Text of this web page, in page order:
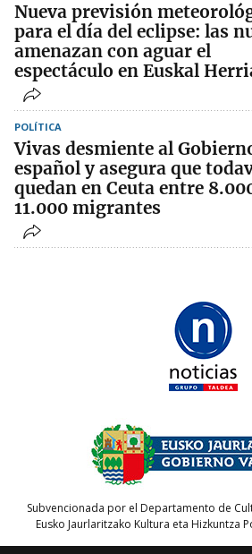
Nueva previsión
para el día del eclipse: las
amenazan con aguar el
espectáculo en Euskal
POLÍTICA
Vivas desmiente al
español y asegura que
quedan en Ceuta entre
11.000 migrantes
Subvencionada por el Departamento de
Eusko Jaurlaritzako Kultura eta Hizkuntza